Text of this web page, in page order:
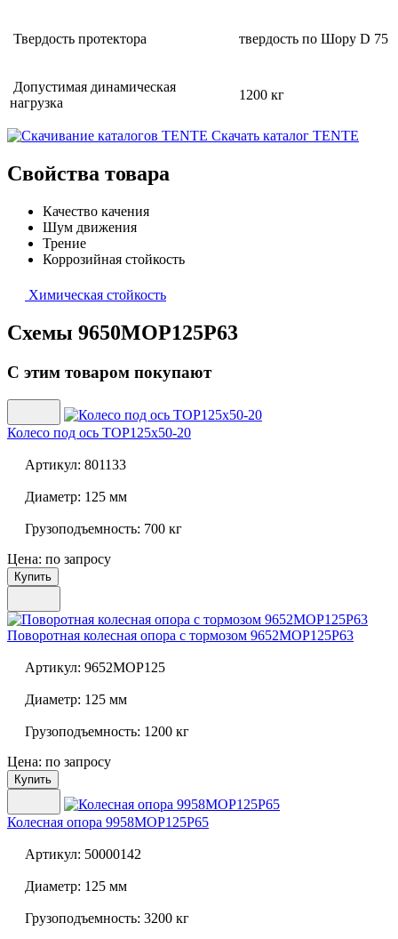
Твердость протектора твердость по Шору D 75
Допустимая динамическая
нагрузка
1200 кг
Скачать каталог TENTE
Свойства товара
Качество качения
Шум движения
Трение
Коррозийная стойкость
Химическая стойкость
Схемы 9650MOP125P63
С этим товаром покупают
Колесо под ось TOP125x50-20
Артикул: 801133
Диаметр: 125 мм
Грузоподъемность: 700 кг
Цена: по запросу
Купить
Поворотная колесная опора с тормозом 9652MOP125P63
Артикул: 9652MOP125
Диаметр: 125 мм
Грузоподъемность: 1200 кг
Цена: по запросу
Купить
Колесная опора 9958MOP125P65
Артикул: 50000142
Диаметр: 125 мм
Грузоподъемность: 3200 кг